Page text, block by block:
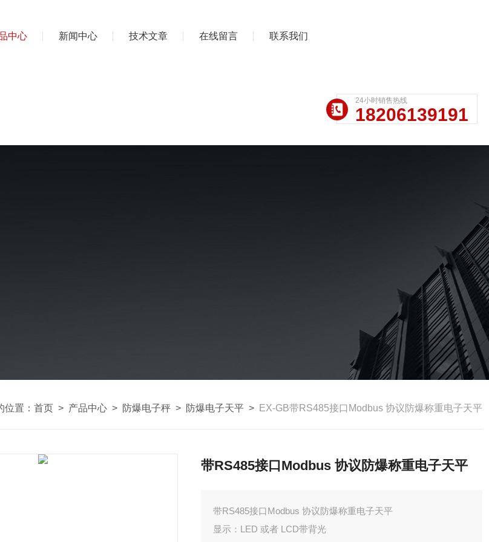
中心 新闻中心 技术文章 在线留言 联系我们
24小时销售热线
18206139191
位置： 首页 > 产品中心 > 防爆电子秤 > 防爆电子天平 > EX-GB带RS485接口Modbus 协议防爆称重电子天平
带RS485接口Modbus 协议防爆称重电子天平
带RS485接口Modbus 协议防爆称重电子天平
显示：LED 或者 LCD带背光